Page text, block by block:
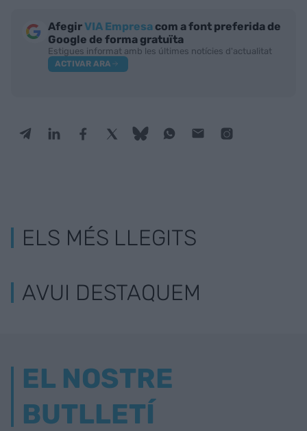
AfegirVIA Empresa com a font preferida de
Google de forma gratuïta
Estigues informat amb les últimes notícies d'actualitat
ACTIVAR ARA
ELS MÉS LLEGITS
AVUI DESTAQUEM
EL NOSTRE
BUTLLETÍ